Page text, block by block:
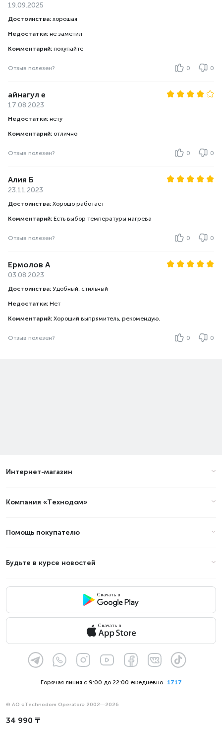
34 990 ₸
19.09.2025
Достоинства: хорошая
Недостатки: не заметил
Комментарий: покупайте
Отзыв полезен? 0 0
айнагул е
17.08.2023
Недостатки: нету
Комментарий: отлично
Отзыв полезен? 0 0
Алия Б
23.11.2023
Достоинства: Хорошо работает
Комментарий: Есть выбор температуры нагрева
Отзыв полезен? 0 0
Ермолов А
03.08.2023
Достоинства: Удобный, стильный
Недостатки: Нет
Комментарий: Хороший выпрямитель, рекомендую.
Отзыв полезен? 0 0
Интернет-магазин
Компания «Технодом»
Помощь покупателю
Будьте в курсе новостей
Скачать в
Скачать в
1717
Горячая линия с 9:00 до 22:00 ежедневно
© АО «Technodom Operator» 2002—2026